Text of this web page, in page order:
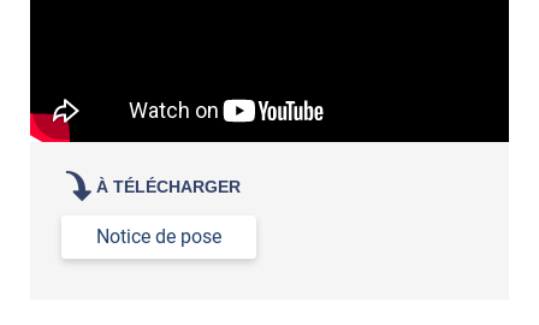
À TÉLÉCHARGER
Notice de pose